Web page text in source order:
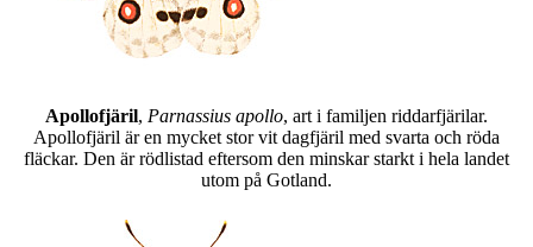
Apollofjäril, Parnassius apollo, art i familjen riddarfjärilar.
Apollofjäril är en mycket stor vit dagfjäril med svarta och röda
fläckar. Den är rödlistad eftersom den minskar starkt i hela landet
utom på Gotland.